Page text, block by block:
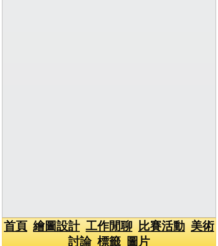
首頁 繪圖設計 工作閒聊 比賽活動 美術
討論 標籤 圖片